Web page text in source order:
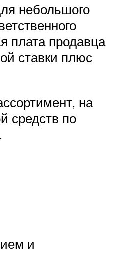
небольшого
плата продавца
ставки плюс
на
средств по
и